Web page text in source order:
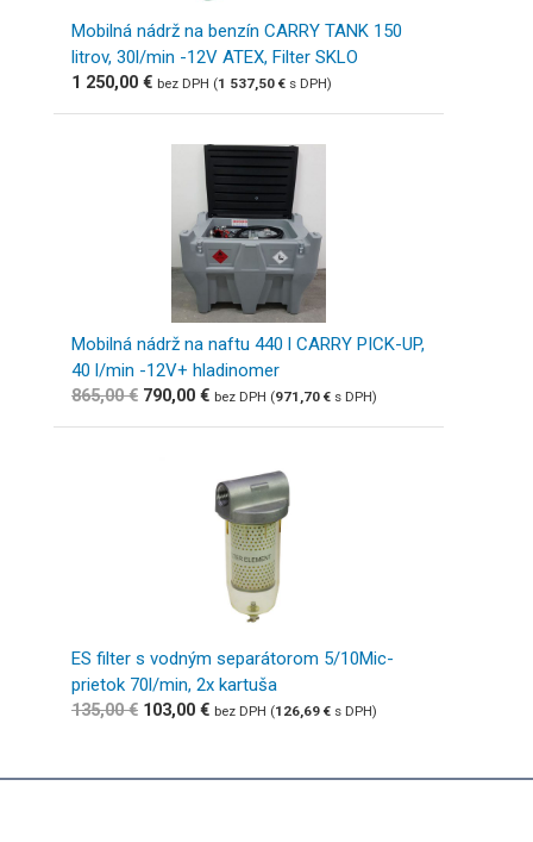
Mobilná nádrž na benzín CARRY TANK 150
litrov, 30l/min -12V ATEX, Filter SKLO
1 250,00 € bez DPH (1 537,50 € s DPH)
Mobilná nádrž na naftu 440 l CARRY PICK-UP,
40 l/min -12V+ hladinomer
865,00€ 790,00 € bez DPH (971,70 € s DPH)
ES filter s vodným separátorom 5/10Mic-
prietok 70l/min, 2x kartuša
135,00€ 103,00 € bez DPH (126,69 € s DPH)